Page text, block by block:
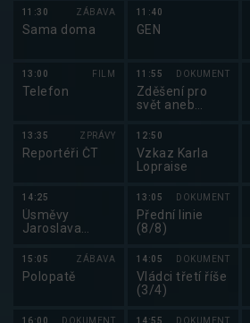
zprávy,
Události v
regionech plus
11:30 ZÁBAVA
Sama doma
13:00 FILM
Telefon
13:35 ZPRÁVY
Reportéři ČT
14:25
Úsměvy
Jaroslava
15:05 ZÁBAVA
Polopatě
16:00 DOKUMENT
11:40
GEN
11:55 DOKUMENT
Zděšení pro
svět aneb
lodní dopravy
12:50
Vzkaz Karla
Lopraise
13:05 DOKUMENT
Přední linie
(8/8)
14:05 DOKUMENT
Vládci třetí říše
(3/4)
14:55 DOKUMENT